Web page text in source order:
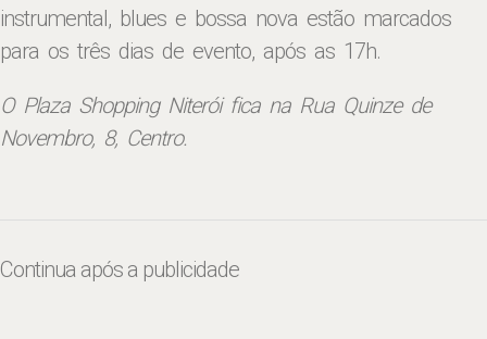
instrumental, blues e bossa nova estão marcados
para os três dias de evento, após as 17h.
O Plaza Shopping Niterói fica na Rua Quinze de
Novembro, 8, Centro.
Continua após a publicidade